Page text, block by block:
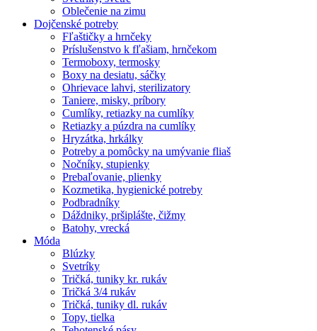
Oblečenie na zimu
Dojčenské potreby
Fľaštičky a hrnčeky
Príslušenstvo k fľašiam, hrnčekom
Termoboxy, termosky
Boxy na desiatu, sáčky
Ohrievace lahvi, sterilizatory
Taniere, misky, príbory
Cumlíky, retiazky na cumlíky
Retiazky a púzdra na cumlíky
Hryzátka, hrkálky
Potreby a pomôcky na umývanie fliaš
Nočníky, stupienky
Prebaľovanie, plienky
Kozmetika, hygienické potreby
Podbradníky
Dáždniky, pršiplášte, čižmy
Batohy, vrecká
Móda
Blúzky
Svetríky
Tričká, tuniky kr. rukáv
Tričká 3/4 rukáv
Tričká, tuniky dl. rukáv
Topy, tielka